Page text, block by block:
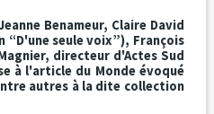
Benameur, Claire David
seule voix”), François
directeur d'Actes Sud
à l'article du Monde évoqué
autres à la dite collection